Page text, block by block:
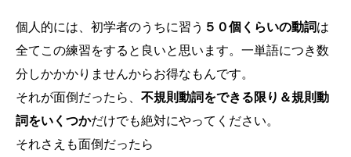
個人的には、初学者のうちに習う ５０個くらいの動詞は
全てこの練習をすると良いと思います。一単語につき数
分しかかかりませんからお得なもんです。
それが面倒だったら、 不規則動詞をできる限り＆規則動
詞をいくつかだけでも絶対にやってください。
それさえも面倒だったら